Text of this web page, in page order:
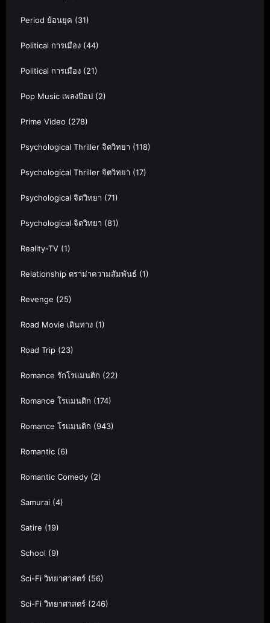
Period ย้อนยุค (31)
Political การเมือง (44)
Political การเมือง (21)
Pop Music เพลงป๊อป (2)
Prime Video (278)
Psychological Thriller จิตวิทยา (118)
Psychological Thriller จิตวิทยา (17)
Psychological จิตวิทยา (71)
Psychological จิตวิทยา (81)
Reality-TV (1)
Relationship ดราม่าความสัมพันธ์ (1)
Revenge (25)
Road Movie เดินทาง (1)
Road Trip (23)
Romance รักโรแมนติก (22)
Romance โรแมนติก (174)
Romance โรแมนติก (943)
Romantic (6)
Romantic Comedy (2)
Samurai (4)
Satire (19)
School (9)
Sci-Fi วิทยาศาสตร์ (56)
Sci-Fi วิทยาศาสตร์ (246)